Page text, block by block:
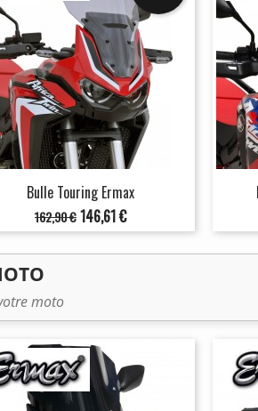
Bulle Touring Ermax
Prix
de
base
162,90 €Prix
146,61 €
moto